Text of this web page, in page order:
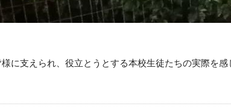
に支えられ、役立とうとする本校生徒たちの実際を